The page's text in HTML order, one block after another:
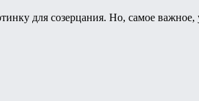
для созерцания. Но, самое